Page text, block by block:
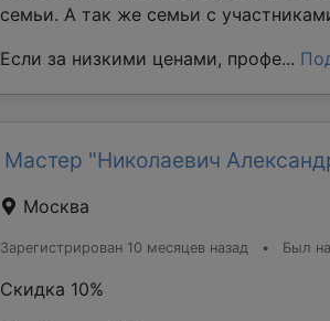
семьи. А так же семьи с
Если за низкими ценами, профе...
Мастер "Николаевич
Москва
Зарегистрирован 10 месяцев назад • Был
Скидка 10%